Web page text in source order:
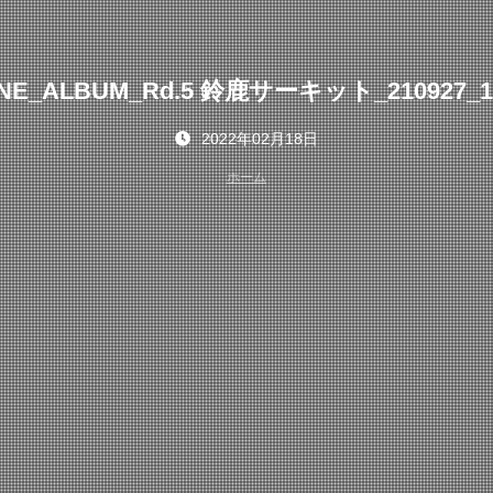
鈴鹿サーキット
2022年02月18日
ホーム